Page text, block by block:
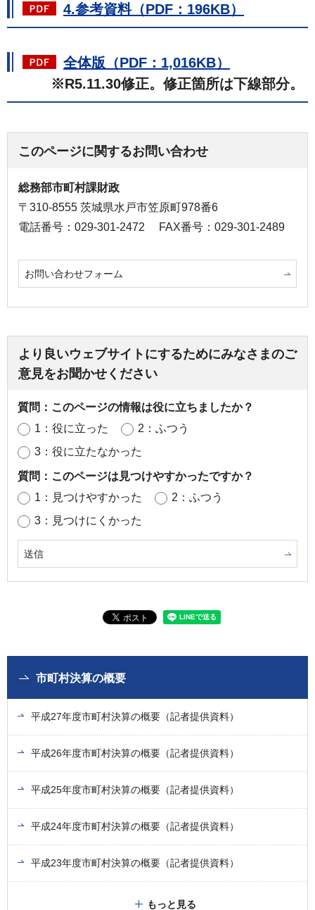
4.参考資料（PDF：196KB）
全体版（PDF：1,016KB）
※R5.11.30修正。修正箇所は下線部分。
このページに関するお問い合わせ
総務部市町村課財政
〒310-8555 茨城県水戸市笠原町978番6
電話番号：029-301-2472
FAX番号：029-301-2489
お問い合わせフォーム
より良いウェブサイトにするためにみなさまのご
意見をお聞かせください
質問：このページの情報は役に立ちましたか？
1：役に立った
2：ふつう
3：役に立たなかった
質問：このページは見つけやすかったですか？
1：見つけやすかった
2：ふつう
3：見つけにくかった
市町村決算の概要
平成27年度市町村決算の概要（記者提供資料）
平成26年度市町村決算の概要（記者提供資料）
平成25年度市町村決算の概要（記者提供資料）
平成24年度市町村決算の概要（記者提供資料）
平成23年度市町村決算の概要（記者提供資料）
もっと見る